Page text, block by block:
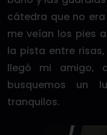
cátedra que no
me veían los pies
la pista entre
llegó mi amigo,
busquemos un
tranquilos.